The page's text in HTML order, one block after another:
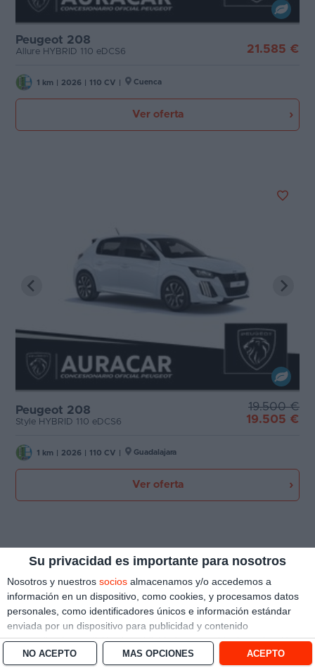
Su privacidad es importante para nosotros
Nosotros y nuestros socios almacenamos y/o accedemos a
información en un dispositivo, como cookies, y procesamos datos
personales, como identificadores únicos e información estándar
enviada por un dispositivo para publicidad y contenido
personalizado, medición de publicidad y contenido, investigación
de audiencia y desarrollo de servicios. Con su permiso, nosotros y
MÁS OPCIONES
NO ACEPTO ACEPTO
Peugeot 208
Allure HYBRID 110 eDCS6 21.585 €
1 km 2026 110 CV Cuenca
Ver oferta
Peugeot 208
Style HYBRID 110 eDCS6
19.500 €
19.505 €
1 km 2026 110 CV Guadalajara
Ver oferta